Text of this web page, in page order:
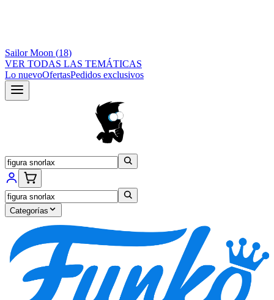
Sailor Moon (18)
VER TODAS LAS TEMÁTICAS
Lo nuevoOfertasPedidos exclusivos
Categorías